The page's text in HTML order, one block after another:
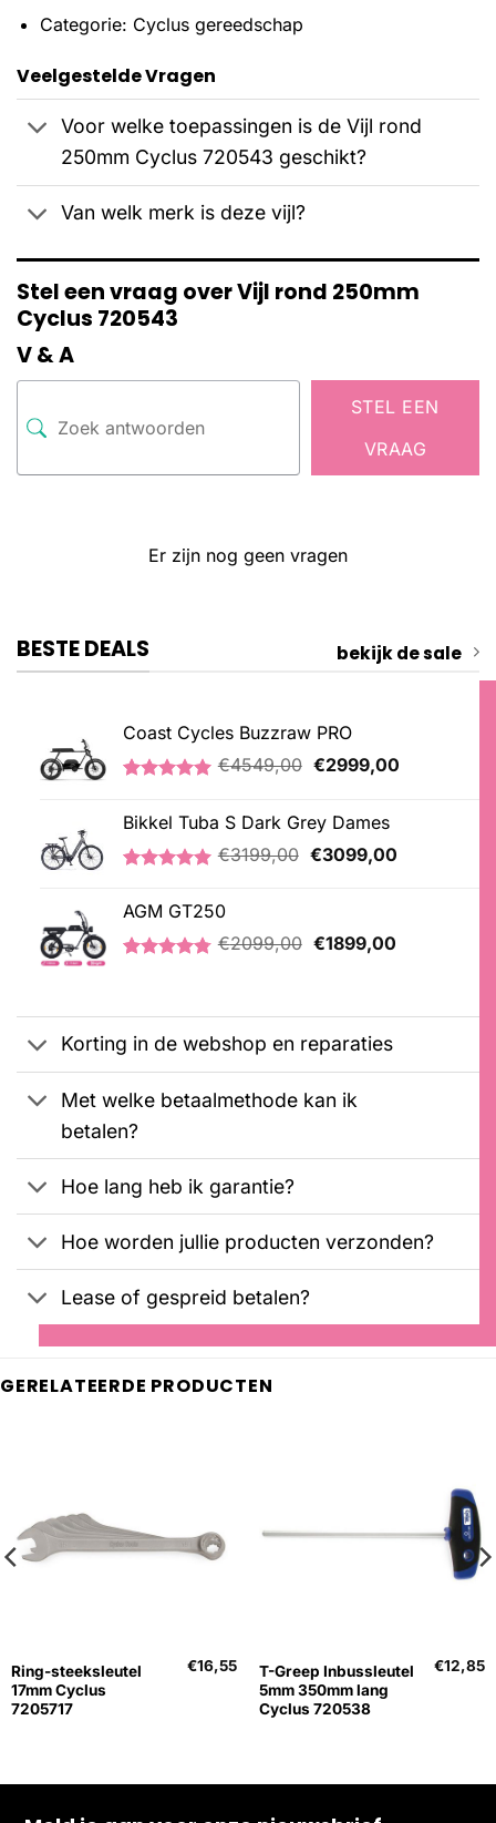
Categorie: Cyclus gereedschap
Veelgestelde Vragen
Voor welke toepassingen is de Vijl rond
250mm Cyclus 720543 geschikt?
Van welk merk is deze vijl?
Stel een vraag over Vijl rond 250mm
Cyclus 720543
V & A
STEL EEN
VRAAG
Er zijn nog geen vragen
BESTE DEALS bekijk de sale
Coast Cycles Buzzraw PRO
gebaseerd
op
klantbeoordeling
€4549,00 Oorspronkelijke
€4549,00.
€2999,00Huidige
Bikkel Tuba S Dark Grey Dames
5.00 op 5
gebaseerd
op
klantbeoordeling
€3199,00 Oorspronkelijke
€3099,00Huidige
AGM GT250
klantbeoordelingen
€2099,00 Oorspronkelijke
€1899,00Huidige
Korting in de webshop en reparaties
Met welke betaalmethode kan ik
betalen?
Hoe lang heb ik garantie?
Hoe worden jullie producten verzonden?
Lease of gespreid betalen?
GERELATEERDE PRODUCTEN
Ring-steeksleutel
17mm Cyclus
7205717
€16,55
T-Greep Inbussleutel
5mm 350mm lang
Cyclus 720538
€12,85